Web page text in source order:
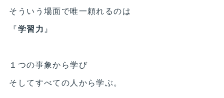
そういう場面で唯一頼れるのは
『学習力』
１つの事象から学び
そしてすべての人から学ぶ。